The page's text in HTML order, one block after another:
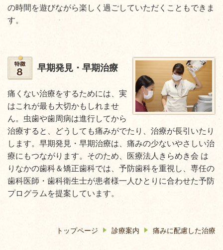
の時間を遊びながら楽しく過ごしていただくこともできま
す。
早期発見・早期治療
痛くない治療をするためには、実
はこれが最も大切かもしれませ
ん。虫歯や歯周病は進行してから
治療すると、どうしても痛みがでたり、治療が長引いたり
します。早期発見・早期治療は、痛みの少ないやさしい治
療にもつながります。そのため、医療法人きらめき会 は
りなかの歯科＆矯正歯科では、予防歯科を重視し、専任の
歯科医師・歯科衛生士が患者様一人ひとりに合わせた予防
プログラムを提案しています。
トップページ 診療案内 痛みに配慮した治療